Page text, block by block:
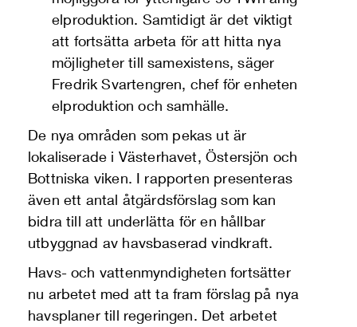
elproduktion. Samtidigt är det viktigt
att fortsätta arbeta för att hitta nya
möjligheter till samexistens, säger
Fredrik Svartengren, chef för enheten
elproduktion och samhälle.
De nya områden som pekas ut är
lokaliserade i Västerhavet, Östersjön och
Bottniska viken. I rapporten presenteras
även ett antal åtgärdsförslag som kan
bidra till att underlätta för en hållbar
utbyggnad av havsbaserad vindkraft.
Havs- och vattenmyndigheten fortsätter
nu arbetet med att ta fram förslag på nya
havsplaner till regeringen. Det arbetet